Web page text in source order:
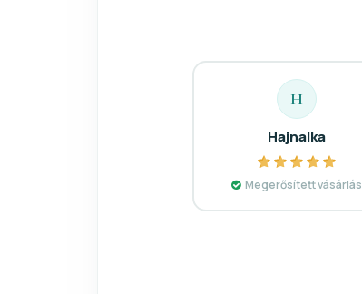
H
Hajnalka
Megerősített vásárlás